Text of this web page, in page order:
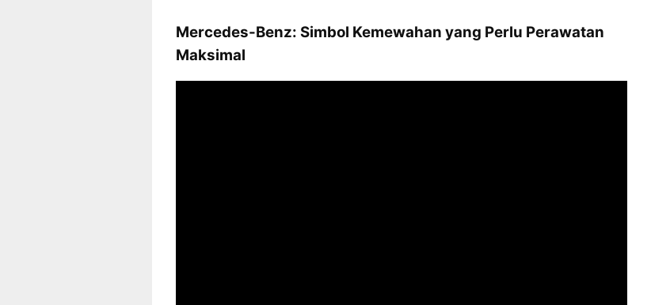
Mercedes-Benz: Simbol Kemewahan yang Perlu Perawatan
Maksimal